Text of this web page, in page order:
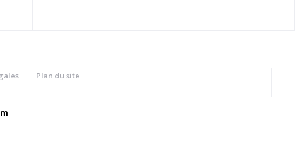
Plan du site